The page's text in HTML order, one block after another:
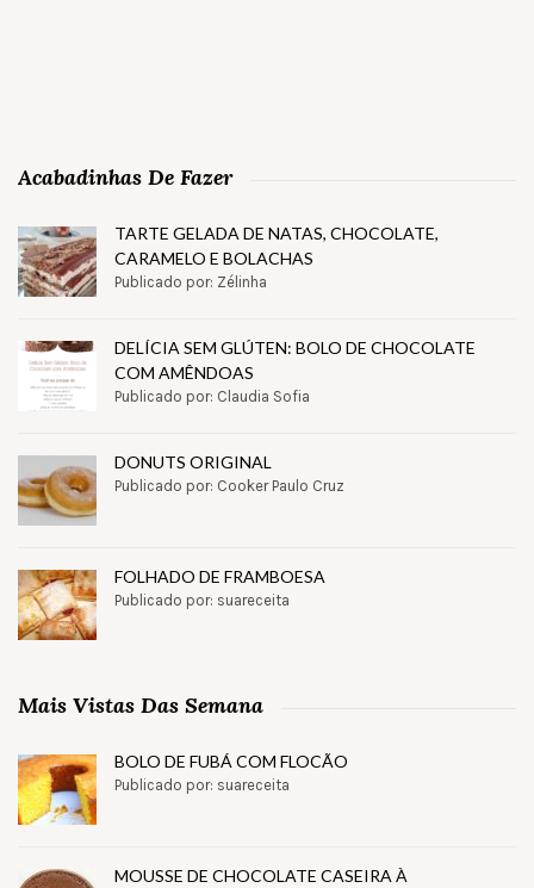
Acabadinhas De Fazer
TARTE GELADA DE NATAS, CHOCOLATE,
CARAMELO E BOLACHAS
Publicado por: Zélinha
DELÍCIA SEM GLÚTEN: BOLO DE CHOCOLATE
COM AMÊNDOAS
Publicado por: Claudia Sofia
DONUTS ORIGINAL
Publicado por: Cooker Paulo Cruz
FOLHADO DE FRAMBOESA
Publicado por: suareceita
Mais Vistas Das Semana
BOLO DE FUBÁ COM FLOCÃO
Publicado por: suareceita
MOUSSE DE CHOCOLATE CASEIRA À